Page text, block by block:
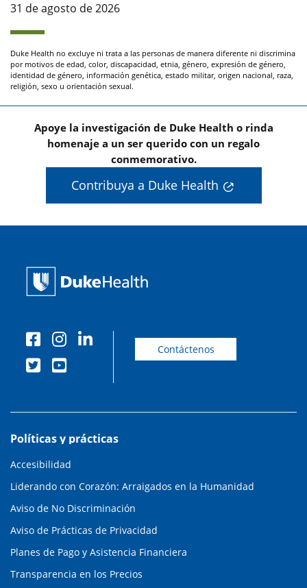
31 de agosto de 2026
Duke Health no excluye ni trata a las personas de manera diferente ni discrimina
por motivos de edad, color, discapacidad, etnia, género, expresión de género,
identidad de género, información genética, estado militar, origen nacional, raza,
religión, sexo u orientación sexual.
Apoye la investigación de Duke Health o rinda
homenaje a un ser querido con un regalo
conmemorativo.
Contribuya a Duke Health
Contáctenos
Políticas y prácticas
Accesibilidad
Liderando con Corazón: Arraigados en la Humanidad
Aviso de No Discriminación
Aviso de Prácticas de Privacidad
Planes de Pago y Asistencia Financiera
Transparencia en los Precios